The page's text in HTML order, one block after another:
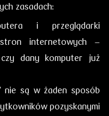
zasadach:
i przeglądarki
internetowych –
dany komputer już
nie są w żaden sposób
pozyskanymi